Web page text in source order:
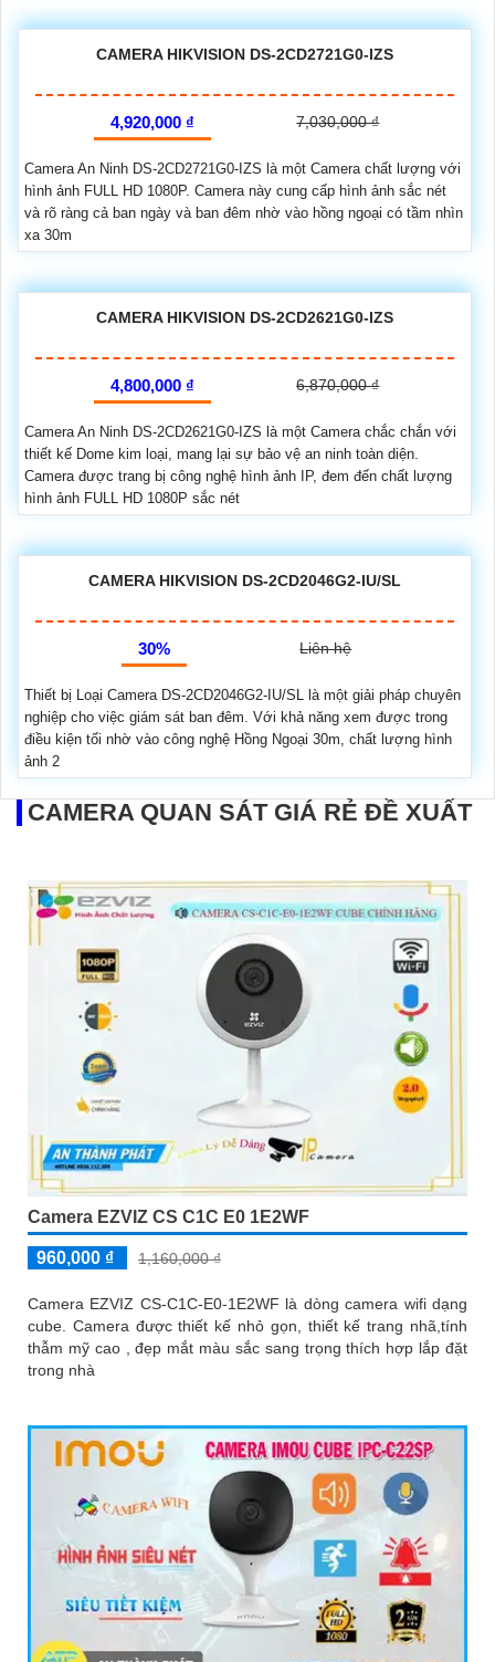
CAMERA HIKVISION DS-2CD2721G0-IZS
4,920,000 ₫ 7,030,000 ₫
Camera An Ninh DS-2CD2721G0-IZS là một Camera chất lượng với
hình ảnh FULL HD 1080P. Camera này cung cấp hình ảnh sắc nét
và rõ ràng cả ban ngày và ban đêm nhờ vào hồng ngoại có tầm nhìn
xa 30m
CAMERA HIKVISION DS-2CD2621G0-IZS
4,800,000 ₫ 6,870,000 ₫
Camera An Ninh DS-2CD2621G0-IZS là một Camera chắc chắn với
thiết kế Dome kim loại, mang lại sự bảo vệ an ninh toàn diện.
Camera được trang bị công nghệ hình ảnh IP, đem đến chất lượng
hình ảnh FULL HD 1080P sắc nét
CAMERA HIKVISION DS-2CD2046G2-IU/SL
30% Liên hệ
Thiết bị Loại Camera DS-2CD2046G2-IU/SL là một giải pháp chuyên
nghiệp cho việc giám sát ban đêm. Với khả năng xem được trong
điều kiện tối nhờ vào công nghệ Hồng Ngoại 30m, chất lượng hình
ảnh 2
CAMERA QUAN SÁT GIÁ RẺ ĐỀ XUẤT
Camera EZVIZ CS C1C E0 1E2WF
960,000 ₫ 1,160,000 ₫
Camera EZVIZ CS-C1C-E0-1E2WF là dòng camera wifi dạng
cube. Camera được thiết kế nhỏ gọn, thiết kế trang nhã,tính
thẫm mỹ cao , đẹp mắt màu sắc sang trọng thích hợp lắp đặt
trong nhà